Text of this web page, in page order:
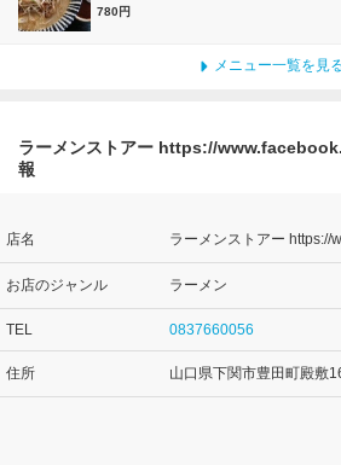
780円
メニュー一覧を見
ラーメンストアー https://
報
店名 ラーメンストアー https://
お店のジャンル ラーメン
TEL 0837660056
住所 山口県下関市豊田町殿敷